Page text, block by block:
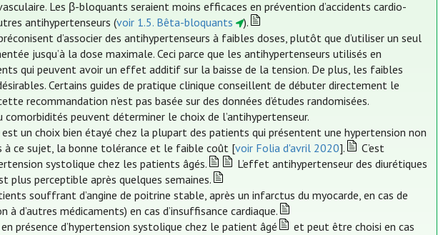
Les β-bloquants seraient moins efficaces en prévention d’accidents cardio-
antihypertenseurs (voir 1.5. Bêta-bloquants
).
d’associer des antihypertenseurs à faibles doses, plutôt que d’utiliser un seul
jusqu’à la dose maximale. Ceci parce que les antihypertenseurs utilisés en
qui peuvent avoir un effet additif sur la baisse de la tension. De plus, les faibles
Certains guides de pratique clinique conseillent de débuter directement le
recommandation n’est pas basée sur des données d’études randomisées.
peuvent déterminer le choix de l’antihypertenseur.
un choix bien étayé chez la plupart des patients qui présentent une hypertension non
à ce sujet, la bonne tolérance et le faible coût [voir Folia d'avril 2020].
C’est
systolique chez les patients âgés.
L’effet antihypertenseur des diurétiques
plus perceptible après quelques semaines.
souffrant d’angine de poitrine stable, après un infarctus du myocarde, en cas de
d’autres médicaments) en cas d’insuffisance cardiaque.
présence d’hypertension systolique chez le patient âgé
et peut être choisi en cas